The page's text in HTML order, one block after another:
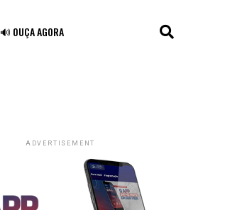
🔊 OUÇA AGORA
ADVERTISEMENT